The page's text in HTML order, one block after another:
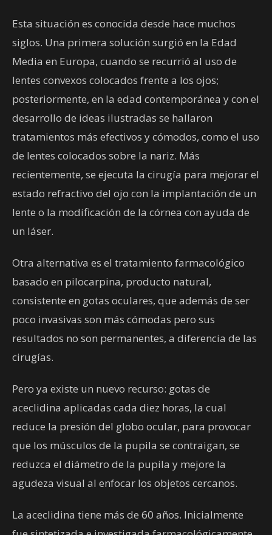
Esta situación es conocida desde hace muchos
siglos. Una primera solución surgió en la Edad
Media en Europa, cuando se recurrió al uso de
lentes convexos colocados frente a los ojos;
posteriormente, en la edad contemporánea y con el
desarrollo de ideas ilustradas se hallaron
tratamientos más efectivos y cómodos, como el uso
de lentes colocados sobre la nariz. Más
recientemente, se ejecuta la cirugía para mejorar el
estado refractivo del ojo con la implantación de un
lente o la modificación de la córnea con ayuda de
un láser.
Otra alternativa es el tratamiento farmacológico
basado en pilocarpina, producto natural,
consistente en gotas oculares, que además de ser
poco invasivas son más cómodas pero sus
resultados no son permanentes, a diferencia de las
cirugías.
Pero ya existe un nuevo recurso: gotas de
aceclidina aplicadas cada diez horas, la cual
reduce la presión del globo ocular, para provocar
que los músculos de la pupila se contraigan, se
reduzca el diámetro de la pupila y mejore la
agudeza visual al enfocar los objetos cercanos.
La aceclidina tiene más de 60 años. Inicialmente